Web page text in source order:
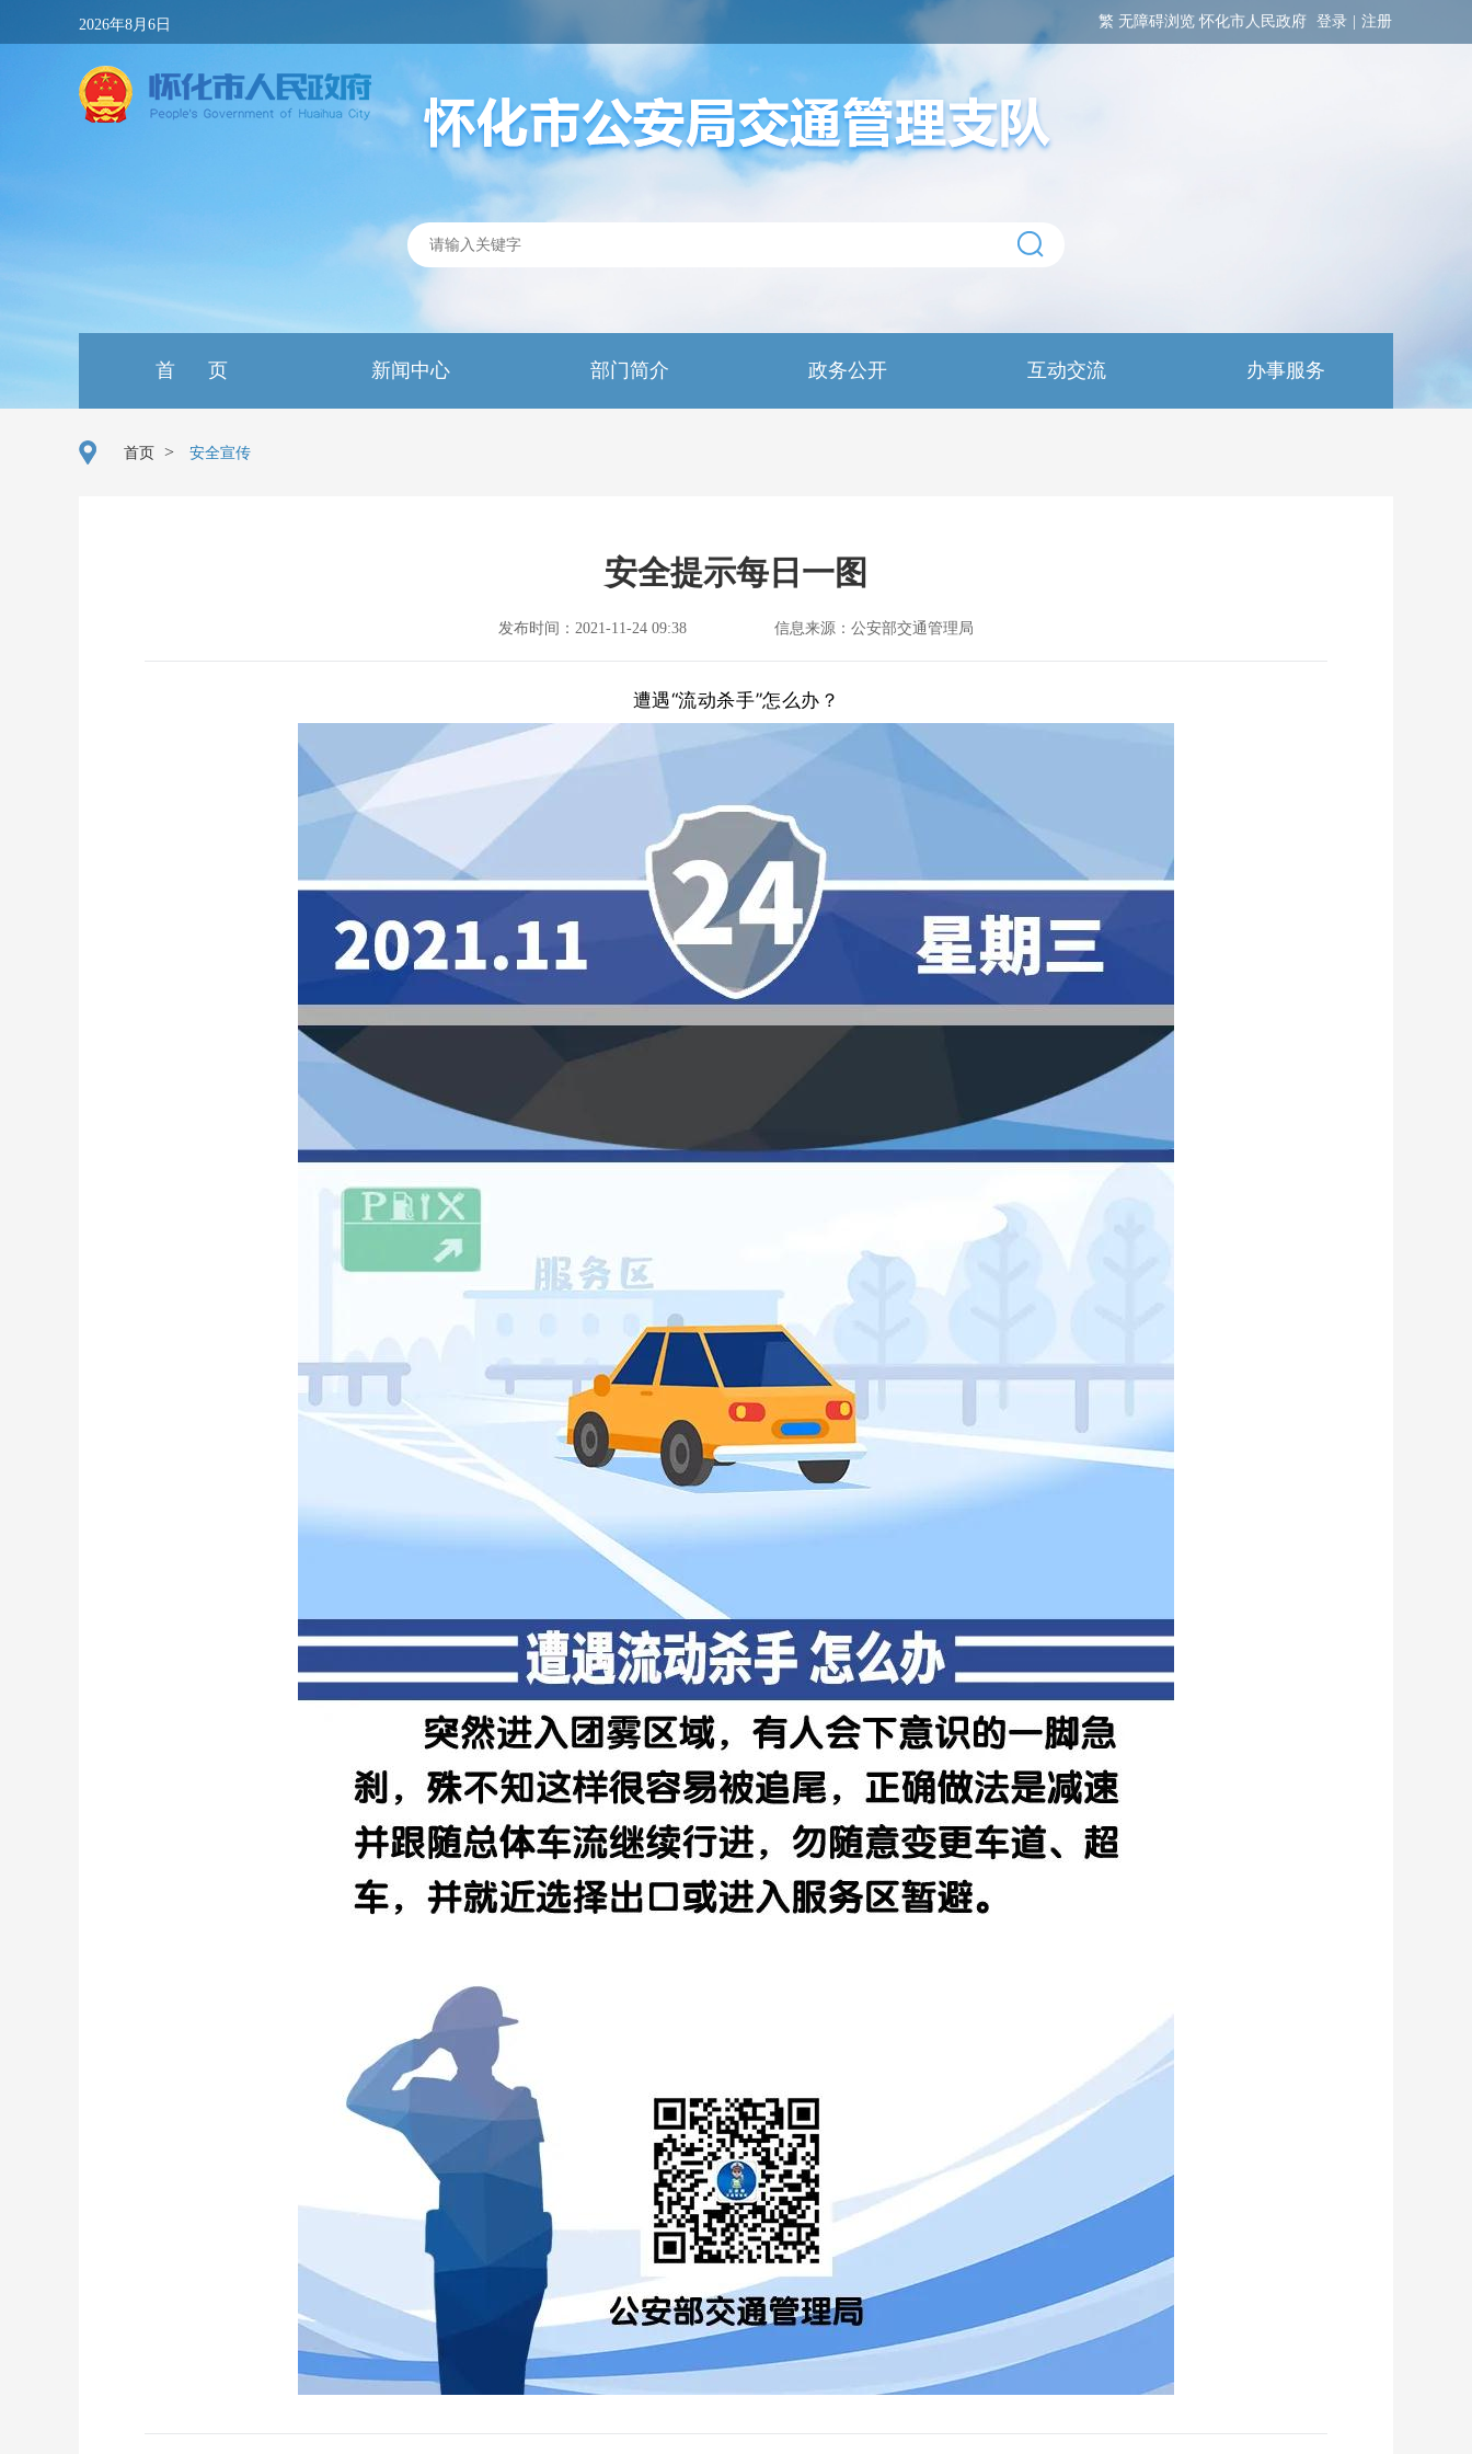
2026年8月6日 繁 无障碍浏览 怀化市人民政府 登录 注册
首 页 新闻中心 部门简介 政务公开 互动交流 办事服务
首页 > 安全宣传
安全提示每日一图
发布时间：2021-11-24 09:38 信息来源：公安部交通管理局
遭遇“流动杀手”怎么办？